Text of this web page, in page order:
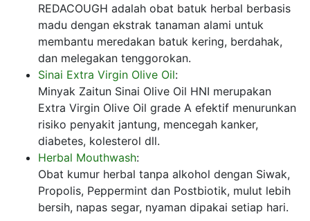
REDACOUGH adalah obat batuk herbal berbasis
madu dengan ekstrak tanaman alami untuk
membantu meredakan batuk kering, berdahak,
dan melegakan tenggorokan.
Sinai Extra Virgin Olive Oil:
Minyak Zaitun Sinai Olive Oil HNI merupakan
Extra Virgin Olive Oil grade A efektif menurunkan
risiko penyakit jantung, mencegah kanker,
diabetes, kolesterol dll.
Herbal Mouthwash:
Obat kumur herbal tanpa alkohol dengan Siwak,
Propolis, Peppermint dan Postbiotik, mulut lebih
bersih, napas segar, nyaman dipakai setiap hari.